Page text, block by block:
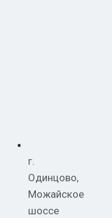
г.
Одинцово,
Можайское
шоссе